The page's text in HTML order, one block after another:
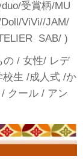
受賞柄/MU
ViVi//JAM/
SAB/ )
の / 女性/ レデ
生 /成人式 /か
クール / アン